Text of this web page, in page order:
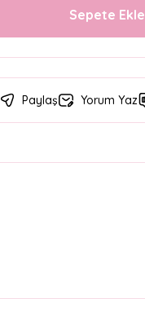
Sepete Ekle
Paylaş Yorum Yaz